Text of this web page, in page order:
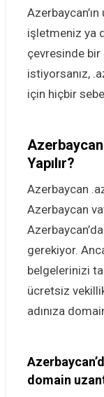
işletmeniz ya
çevresinde
istiyorsanız,
için hiçbir
Yapılır?
Azerbaycan
Azerbaycan
gerekiyor.
belgelerinizi
ücretsiz
adınıza
domain